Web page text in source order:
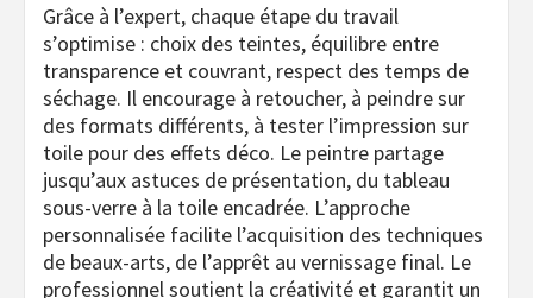
Grâce à l’expert, chaque étape du travail
s’optimise : choix des teintes, équilibre entre
transparence et couvrant, respect des temps de
séchage. Il encourage à retoucher, à peindre sur
des formats différents, à tester l’impression sur
toile pour des effets déco. Le peintre partage
jusqu’aux astuces de présentation, du tableau
sous-verre à la toile encadrée. L’approche
personnalisée facilite l’acquisition des techniques
de beaux-arts, de l’apprêt au vernissage final. Le
professionnel soutient la créativité et garantit un